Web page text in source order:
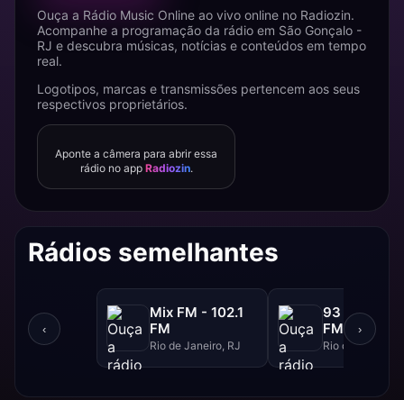
Ouça a Rádio Music Online ao vivo online no Radiozin.
Acompanhe a programação da rádio em São Gonçalo -
RJ e descubra músicas, notícias e conteúdos em tempo
real.
Logotipos, marcas e transmissões pertencem aos seus
respectivos proprietários.
Aponte a câmera para abrir essa
rádio no app Radiozin.
Rádios semelhantes
‹
Mix FM - 102.1
FM
Rio de Janeiro, RJ
93 FM -
FM
Rio de Janeiro,
›